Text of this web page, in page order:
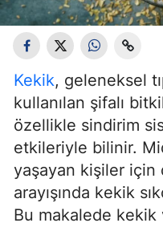
Kekik, geleneksel
kullanılan şifalı
özellikle sindirim
etkileriyle bilinir.
yaşayan kişiler için
arayışında kekik
Bu makalede kekik